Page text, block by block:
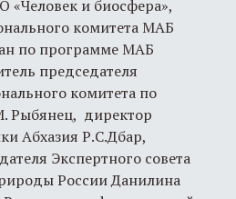
и биосфера»,
комитета МАБ
по программе МАБ
председателя
комитета по
Рыбянец, директор
Абхазия Р.С.Дбар,
Экспертного совета
России Данилина